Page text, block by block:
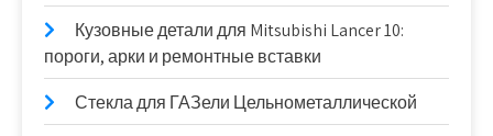
Кузовные детали для Mitsubishi Lancer 10:
пороги, арки и ремонтные вставки
Стекла для ГАЗели Цельнометаллической